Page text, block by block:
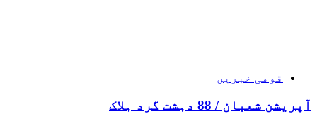
قومی خبریں
آپریشن شعبان / 88 دہشت گرد ہلاک